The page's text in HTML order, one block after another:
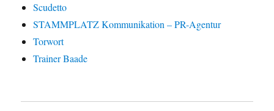
Scudetto
STAMMPLATZ Kommunikation – PR-Agentur
Torwort
Trainer Baade